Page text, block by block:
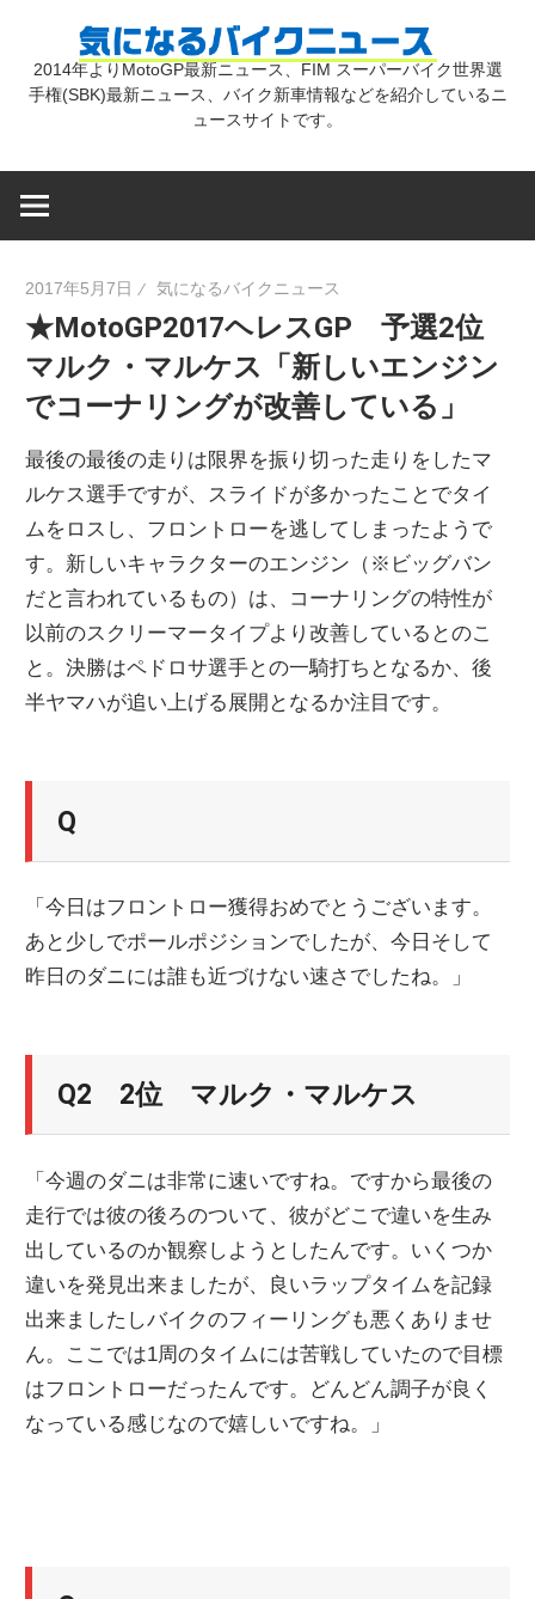
気
バ
ク
ニ
ュ
2014年よりMotoGP最新ニュース、FIM スーパーバイク世界選
手権(SBK)最新ニュース、バイク新車情報などを紹介しているニ
ュースサイトです。
2017年5月7日 気になるバイクニュース
★MotoGP2017ヘレスGP 予選2位
マルク・マルケス「新しいエンジン
でコーナリングが改善している」
最後の最後の走りは限界を振り切った走りをしたマ
ルケス選手ですが、スライドが多かったことでタイ
ムをロスし、フロントローを逃してしまったようで
す。新しいキャラクターのエンジン（※ビッグバン
だと言われているもの）は、コーナリングの特性が
以前のスクリーマータイプより改善しているとのこ
と。決勝はペドロサ選手との一騎打ちとなるか、後
半ヤマハが追い上げる展開となるか注目です。
Q
「今日はフロントロー獲得おめでとうございます。
あと少しでポールポジションでしたが、今日そして
昨日のダニには誰も近づけない速さでしたね。」
Q2 2位 マルク・マルケス
「今週のダニは非常に速いですね。ですから最後の
走行では彼の後ろのついて、彼がどこで違いを生み
出しているのか観察しようとしたんです。いくつか
違いを発見出来ましたが、良いラップタイムを記録
出来ましたしバイクのフィーリングも悪くありませ
ん。ここでは1周のタイムには苦戦していたので目標
はフロントローだったんです。どんどん調子が良く
なっている感じなので嬉しいですね。」